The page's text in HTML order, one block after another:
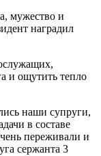
мужество и
наградил
и ощутить тепло
наши супруги,
в составе
переживали и
сержанта 3